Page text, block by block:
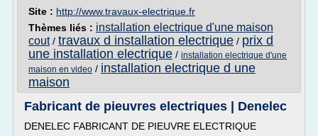
Site : http://www.travaux-electrique.fr
Thèmes liés : installation electrique d'une maison
cout/ travaux d installation electrique / prix d
une installation electrique / installation electrique d'une
maison en video / installation electrique d une
maison
Fabricant de pieuvres electriques | Denelec
DENELEC FABRICANT DE PIEUVRE ELECTRIQUE